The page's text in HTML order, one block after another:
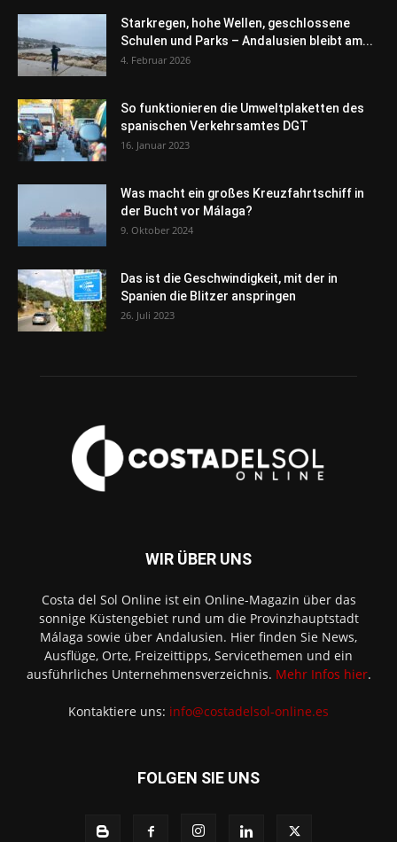
Starkregen, hohe Wellen, geschlossene
Schulen und Parks – Andalusien bleibt am...
4. Februar 2026
So funktionieren die Umweltplaketten des
spanischen Verkehrsamtes DGT
16. Januar 2023
Was macht ein großes Kreuzfahrtschiff in
der Bucht vor Málaga?
9. Oktober 2024
Das ist die Geschwindigkeit, mit der in
Spanien die Blitzer anspringen
26. Juli 2023
WIR ÜBER UNS
Costa del Sol Online ist ein Online-Magazin über das
sonnige Küstengebiet rund um die Provinzhauptstadt
Málaga sowie über Andalusien. Hier finden Sie News,
Ausflüge, Orte, Freizeittipps, Servicethemen und ein
ausführliches Unternehmensverzeichnis. Mehr Infos hier.
Kontaktiere uns: info@costadelsol-online.es
FOLGEN SIE UNS